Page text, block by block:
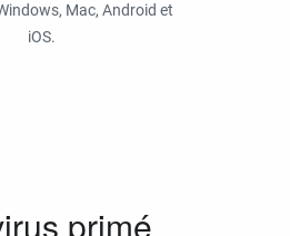
Mac, Android et
iOS.
primé